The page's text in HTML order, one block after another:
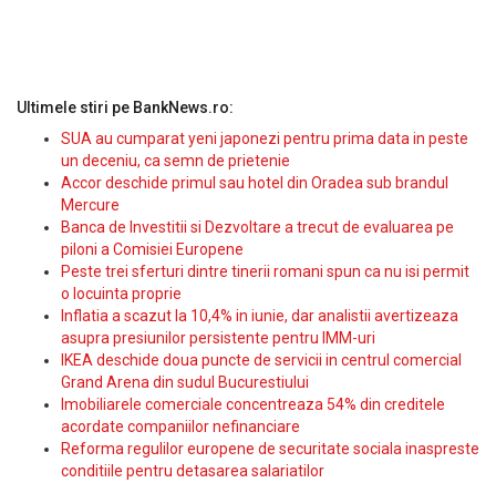
Ultimele stiri pe BankNews.ro:
SUA au cumparat yeni japonezi pentru prima data in peste
un deceniu, ca semn de prietenie
Accor deschide primul sau hotel din Oradea sub brandul
Mercure
Banca de Investitii si Dezvoltare a trecut de evaluarea pe
piloni a Comisiei Europene
Peste trei sferturi dintre tinerii romani spun ca nu isi permit
o locuinta proprie
Inflatia a scazut la 10,4% in iunie, dar analistii avertizeaza
asupra presiunilor persistente pentru IMM-uri
IKEA deschide doua puncte de servicii in centrul comercial
Grand Arena din sudul Bucurestiului
Imobiliarele comerciale concentreaza 54% din creditele
acordate companiilor nefinanciare
Reforma regulilor europene de securitate sociala inaspreste
conditiile pentru detasarea salariatilor